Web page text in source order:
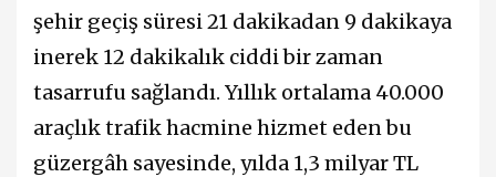
şehir geçiş süresi 21 dakikadan 9 dakikaya
inerek 12 dakikalık ciddi bir zaman
tasarrufu sağlandı. Yıllık ortalama 40.000
araçlık trafik hacmine hizmet eden bu
güzergâh sayesinde, yılda 1,3 milyar TL